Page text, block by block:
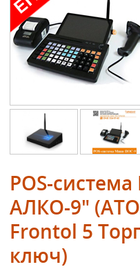
POS-
АЛКО-9"
Frontol 5
ключ)